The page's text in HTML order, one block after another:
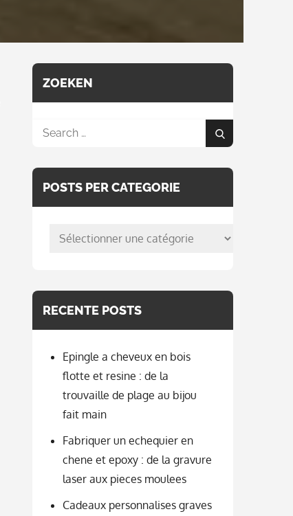
ZOEKEN
Search
Search
POSTS PER CATEGORIE
posts
RECENTE POSTS
Epingle a cheveux en bois
flotte et resine : de la
trouvaille de plage au bijou
fait main
Fabriquer un echequier en
chene et epoxy : de la gravure
laser aux pieces moulees
Cadeaux personnalises graves